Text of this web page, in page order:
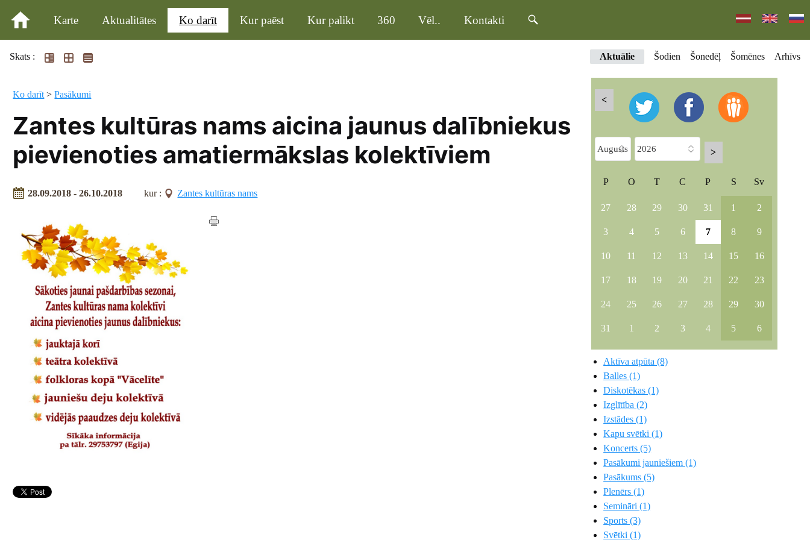
Karte Aktualitātes Ko darīt Kur paēst Kur palikt 360 Vēl.. Kontakti
Skats : Aktuālie Šodien Šonedēļ Šomēnes Arhīvs
Ko darīt >Pasākumi
Zantes kultūras nams aicina jaunus dalībniekus
pievienoties amatiermākslas kolektīviem
28.09.2018 - 26.10.2018 kur : Zantes kultūras nams
<
>
P O T C P S Sv
27 28 29 30 31 1 2
3 4 5 6 7 8 9
10 11 12 13 14 15 16
17 18 19 20 21 22 23
24 25 26 27 28 29 30
31 1 2 3 4 5 6
Aktīva atpūta (8)
Balles (1)
Diskotēkas (1)
Izglītība (2)
Izstādes (1)
Kapu svētki (1)
Koncerts (5)
Pasākumi jauniešiem (1)
Pasākums (5)
Plenērs (1)
Semināri (1)
Sports (3)
Svētki (1)